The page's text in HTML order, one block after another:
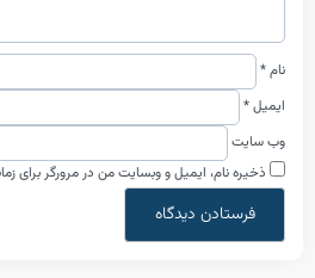
ایمیل و وبسایت من در مرورگر برای زمانی که دوباره